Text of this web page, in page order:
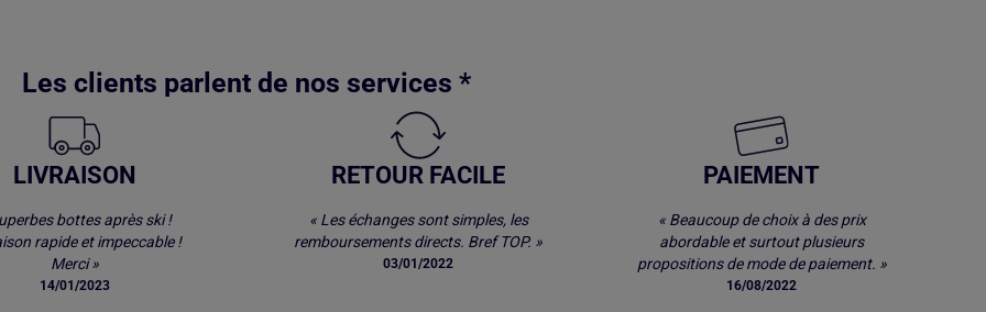
Les clients parlent de nos services *
LIVRAISON
bottes après ski !
rapide et impeccable !
Merci »
14/01/2023
RETOUR FACILE
« Les échanges sont simples, les
remboursements directs. Bref TOP. »
03/01/2022
PAIEMENT
« Beaucoup de choix à des prix
abordable et surtout plusieurs
propositions de mode de paiement. »
16/08/2022